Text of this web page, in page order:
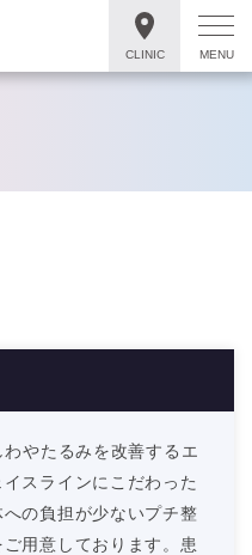
やたるみを改善するエ
スラインにこだわった
の負担が少ないプチ整
用意しております。患
CLINIC MENU